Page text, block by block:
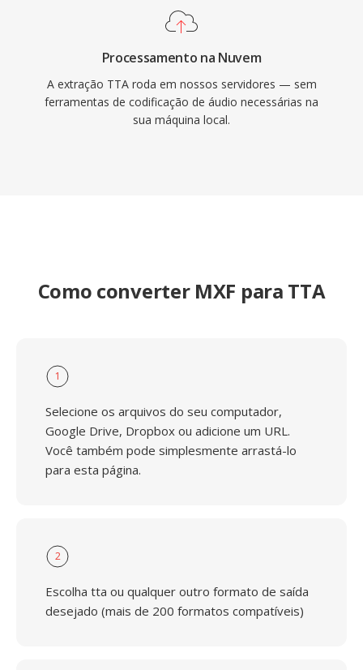
Processamento na Nuvem
A extração TTA roda em nossos servidores — sem
ferramentas de codificação de áudio necessárias na
sua máquina local.
Como converter MXF para TTA
1
Selecione os arquivos do seu computador,
Google Drive, Dropbox ou adicione um URL.
Você também pode simplesmente arrastá-lo
para esta página.
2
Escolha tta ou qualquer outro formato de saída
desejado (mais de 200 formatos compatíveis)